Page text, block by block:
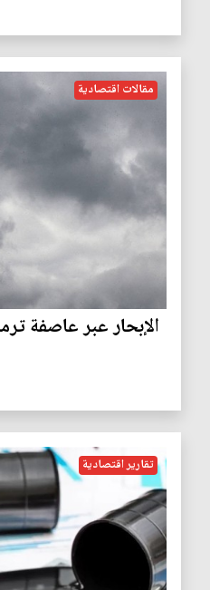
مقالات اقتصادية
الإبحار عبر عاصفة
تقارير اقتصادية